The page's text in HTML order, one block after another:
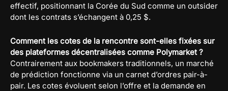
effectif, positionnant la Corée du Sud comme un outsider
dont les contrats s’échangent à 0,25 $.
Comment les cotes de la rencontre sont-elles fixées sur
des plateformes décentralisées comme Polymarket ?
Contrairement aux bookmakers traditionnels, un marché
de prédiction fonctionne via un carnet d’ordres pair-à-
pair. Les cotes évoluent selon l’offre et la demande en